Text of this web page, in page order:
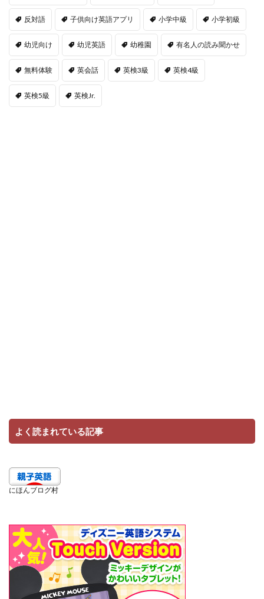
反対語 子供向け英語アプリ 小学中級 小学初級
幼児向け 幼児英語 幼稚園 有名人の読み聞かせ
無料体験 英会話 英検3級 英検4級
英検5級 英検Jr.
よく読まれている記事
にほんブログ村